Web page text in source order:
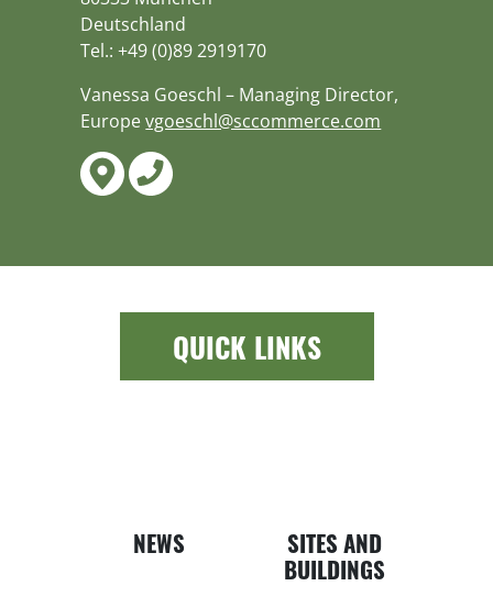
Deutschland
Tel.: +49 (0)89 2919170
Vanessa Goeschl – Managing Director,
Europevgoeschl@sccommerce.com
QUICK LINKS
NEWS SITES AND
BUILDINGS